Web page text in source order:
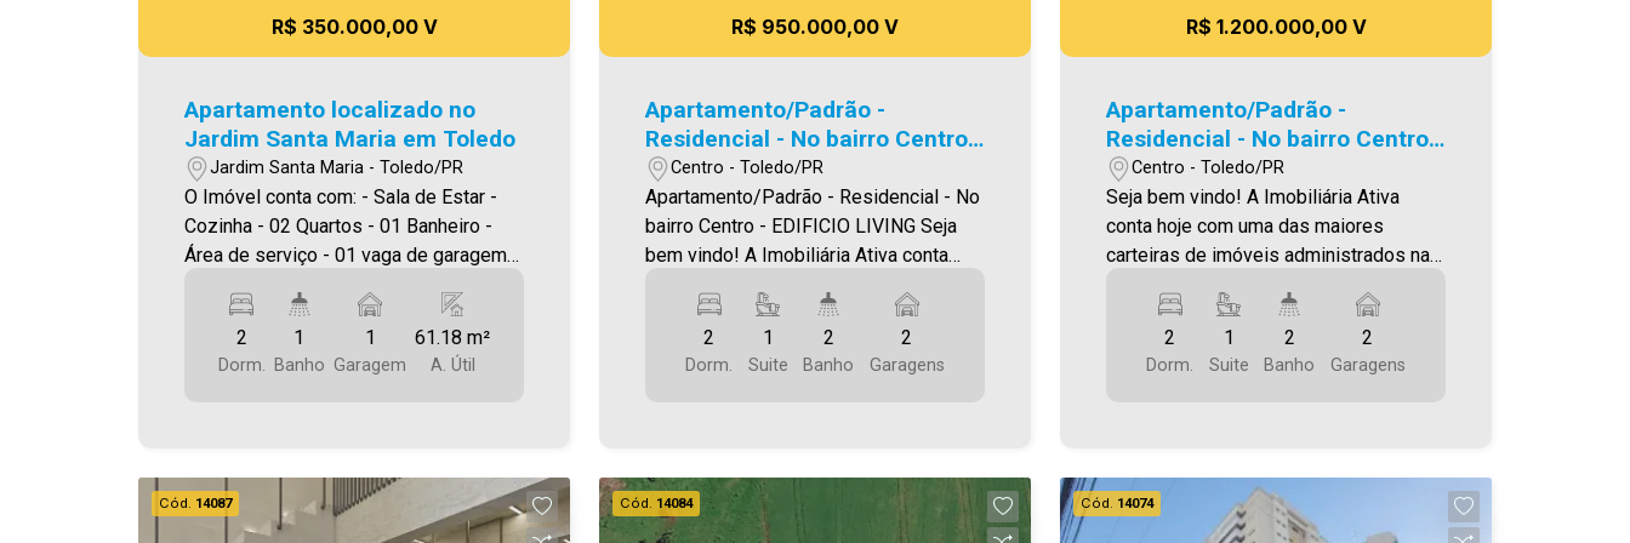
R$ 350.000,00 V
Apartamento localizado no
Jardim Santa Maria em Toledo
Jardim Santa Maria - Toledo/PR
O Imóvel conta com: - Sala de Estar -
Cozinha - 02 Quartos - 01 Banheiro -
Área de serviço - 01 vaga de garagem
Ativa possui hoje uma das maiores
carteiras de imóveis administrados da
cidade, atuando com excelência tanto
As informações aqui prestadas são
verdadeiras, todavia, reservamo-nos o
2
Dorm.
1
Banho
1
Garagem
61.18 m²
A. Útil
R$ 950.000,00 V
Apartamento/Padrão -
Residencial - No bairro Centro -
EDIFICIO LIVING
Centro - Toledo/PR
Apartamento/Padrão - Residencial - No
bairro Centro - EDIFICIO LIVING Seja
bem vindo! A Imobiliária Ativa conta
imóveis administrados na cidade, tanto
para locação quanto para venda. Confira
mais uma de nossas opções!
Suíte - 02 Wc´s (Suíte e social) - Área
de serviço - Sacada com churrasqueira
2
Dorm.
1
Suite
2
Banho
2
Garagens
R$ 1.200.000,00 V
Apartamento/Padrão -
Residencial - No bairro Centro -
EDIFICIO LIVING
Centro - Toledo/PR
Seja bem vindo! A Imobiliária Ativa
conta hoje com uma das maiores
carteiras de imóveis administrados na
venda. Confira mais uma de nossas
opções! Apartamento Localizado no
Centro. O Imóvel conta com: - Sala de
churrasqueira - 02 Vaga de garagem
Área privativa 109,65m² Área total
2
Dorm.
1
Suite
2
Banho
2
Garagens
Cód. 14087 Cód. 14084 Cód. 14074